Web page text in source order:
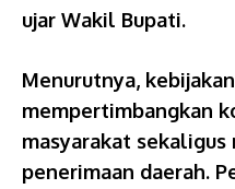
ujar Wakil Bupati.
Menurutnya,
mempertimbangkan
masyarakat
penerimaan daerah.